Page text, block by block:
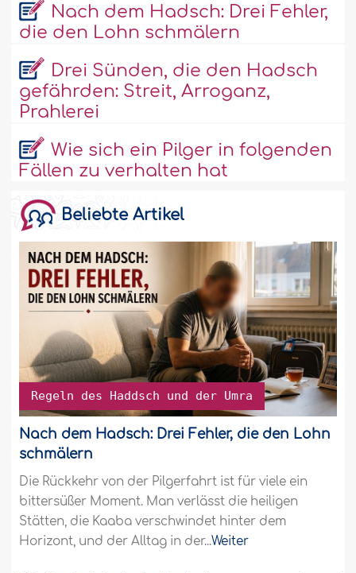
Nach dem Hadsch: Drei Fehler,
die den Lohn schmälern
Drei Sünden, die den Hadsch
gefährden: Streit, Arroganz,
Prahlerei
Wie sich ein Pilger in folgenden
Fällen zu verhalten hat
Beliebte Artikel
Regeln des Haddsch und der Umra
Nach dem Hadsch: Drei Fehler, die den Lohn
schmälern
Die Rückkehr von der Pilgerfahrt ist für viele ein
bittersüßer Moment. Man verlässt die heiligen
Stätten, die Kaaba verschwindet hinter dem
Horizont, und der Alltag in der...Weiter